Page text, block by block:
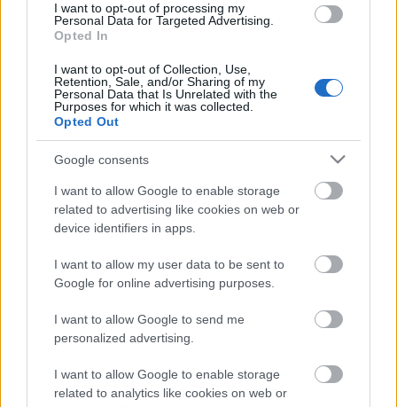
I want to opt-out of processing my
Personal Data for Targeted Advertising.
Opted In
I want to opt-out of Collection, Use,
Retention, Sale, and/or Sharing of my
Personal Data that Is Unrelated with the
Purposes for which it was collected.
Opted Out
Google consents
I want to allow Google to enable storage
related to advertising like cookies on web or
device identifiers in apps.
I want to allow my user data to be sent to
Google for online advertising purposes.
I want to allow Google to send me
personalized advertising.
I want to allow Google to enable storage
related to analytics like cookies on web or
Hírek: Őszi koncert kínálat
Idén ősszel ismét begyűrűznek hozzánk a legjobb
nemzetközi jazz előadók turnéi. Többek között
hatalmas tehetségű gitárosok és basszusgitárosok
látogatnak el hozzánk! Hogy mely bulikat nem lesz
érdemes kihagyni október és november folyamán?
Íme:Előadó(k):…
GregJazz•2008. július 23.
S.M.V. - Jó lesz, ha ezt a három betűt most mindenki
jól megjegyzi egy időre! A jelentése: Stanley (Clarke),
Marcus (Miller) és Victor (Wooten). A három basszer-
király és slap-mester augusztus közepétől közös